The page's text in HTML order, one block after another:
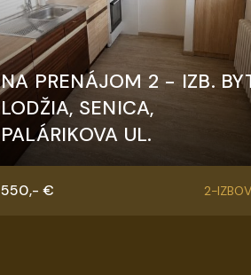
NA PRENÁJOM 2 - IZB.
LODŽIA, SENICA,
PALÁRIKOVA UL.
Palárikova, Senica 2-
550,- €